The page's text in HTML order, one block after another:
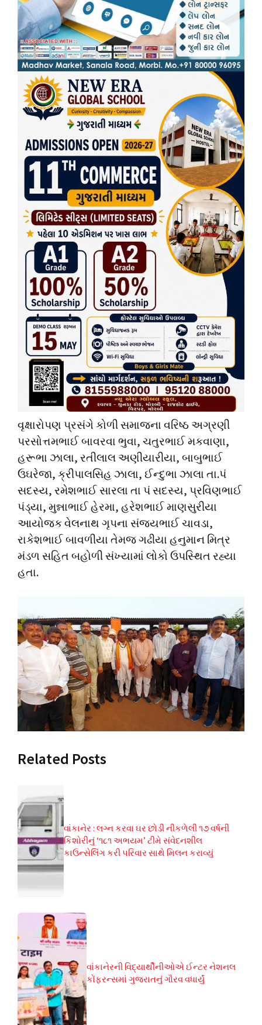
વૃક્ષારોપણ પ્રસંગે કોળી સમાજના વરિષ્ઠ અગ્રણી
પરસોત્તમભાઈ બાવરવા ભુવા, ચતુરભાઈ મકવાણા,
હરૂભા ઝાલા, રતીલાલ અણીયારીયા, બાબુભાઈ
ઉઘરેજા, ક્રીપાલસિહ ઝાલા, ઈન્દુભા ઝાલા તા.પં
સદસ્ય, રમેશભાઈ સારલા તા પં સદસ્ય, પ્રવિણભાઈ
પંડ્યા, મુન્નાભાઈ હેરમા, હરેશભાઈ માણસુરીયા
આયોજક વેલનાથ ગૃપના સંજયભાઈ ચાવડા,
રાકેશભાઈ બાવળીયા તેમજ ગઢીયા હનુમાન મિત્ર
મંડળ સહિત બહોળી સંખ્યામાં લોકો ઉપસ્થિત રહ્યા
હતા.
Related Posts
વાંકાનેર : લગ્ન કરવા ઘર છોડી નીકળેલી ૧૭ વર્ષની
કિશોરીનું ‘૧૮૧ અભયમ’ ટીમે સંવેદનશીલ
કાઉન્સેલિંગ કરી પરિવાર સાથે મિલન કરાવ્યું
વાંકાનેરની વિદ્યાર્થીનીઓએ ઈન્ટર નેશનલ
કોંફરન્સમાં ગુજરાતનું ગૌરવ વધાર્યું